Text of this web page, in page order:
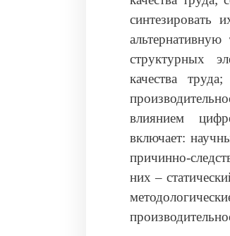
синтезировать
структурных
качества
влиянием
включает:
причинно-
них –